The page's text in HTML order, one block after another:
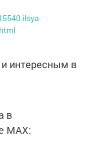
ilsya-
интересным в
в
MАХ: